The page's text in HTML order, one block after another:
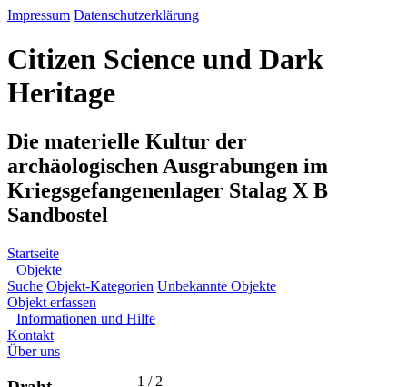
Impressum Datenschutzerklärung
Citizen Science und Dark
Heritage
Die materielle Kultur der
archäologischen Ausgrabungen im
Kriegsgefangenenlager Stalag X B
Sandbostel
Startseite
Objekte
Suche Objekt-Kategorien Unbekannte Objekte
Objekt erfassen
Informationen und Hilfe
Kontakt
Über uns
1 / 2